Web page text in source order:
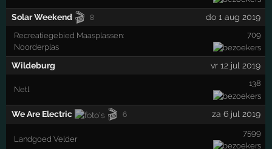
Solar Weekend 🎬 8 do 1 aug 2019
Recreatiegebied Maasplassen:
Noorderplas
709
Wildeburg vr 12 jul 2019
Netl
138
We Are Electric 🎬 6 za 6 jul 2019
Landgoed Velder
7599